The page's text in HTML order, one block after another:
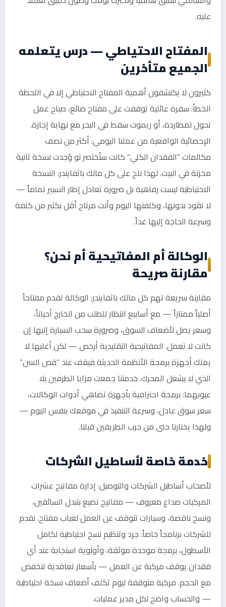
عليه.
المفتاح الاحتياطي — درس يتعلمه
الجميع متأخرين
كثيرون لا يكتشفون أهمية المفتاح الاحتياطي إلا في اللحظة
الخطأ: سفرة عائلية توقفت على مفتاح ضائع، صباح عمل
تحول لمطاردة، أو ريموت سقط في البحر مع نهاية إجازة.
الإحصائية الواقعية من عملنا اليومي: أكثر من نصف
مكالمات “الفقدان الكلي” كانت ستُختصر لو وُجدت نسخة ثانية
مخزنة في البيت. لهذا نلح على كل مالك باثفايندر: النسخة
الاحتياطية ليست رفاهية بل ضرورة تعادل إطار السبير تماماً —
لا تقود بدونها، وكلفتها اليوم وأنت مرتاح أقل بكثير من كلفة
وسرعة الحاجة إليها غداً.
الوكالة أم المفاتيحية أم نحن؟
مقارنة صريحة
مقارنة سريعة تهم كل مالك باثفايندر: الوكالة تقدم مفتاحاً
أصلياً ممتازاً — مع أسابيع انتظار للطلب من الخارج أحياناً،
وسعر يصل لأضعاف السوق، وضرورة سحب السيارة إليها إن
كانت لا تعمل. المفاتيحية التقليدية أرخص — لكن أغلبها لا
يملك أجهزة برمجة الأنظمة الحديثة فيقف عند “قص السن”
الذي لا يشغل المحرك. خدمتنا جمعت مزايا الطرفين بلا
عيوبهما: برمجة احترافية بأجهزة تضاهي أدوات الوكالات،
سعر سوق عادل، وسرعة التنفيذ في موقعك بنفس اليوم —
ولهذا يختارنا حتى من جرب الطريقين قبلنا.
خدمة خاصة لأساطيل الشركات
لأصحاب أساطيل الشركات والتوصيل: إدارة مفاتيح عشرات
المركبات صداع معروف — مفاتيح تضيع بتبدل السائقين،
ونسخ ناقصة، وسيارات تتوقف عن العمل لغياب مفتاح. نقدم
للشركات برنامجاً خاصاً: جرد وتنظيم نسخ احتياطية لكامل
الأسطول، برمجة موحدة موثقة، وأولوية استجابة عند أي
فقدان يوقف مركبة عن العمل — بأسعار تعاقدية تنخفض
مع الحجم. مركبة متوقفة ليوم تكلف أضعاف نسخة احتياطية
— والحساب واضح لكل مدير عمليات.